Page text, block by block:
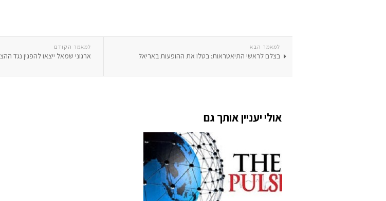
למאמר הקודם
ארגוני שמאל ייצאו להפגין נגד
למאמר הבא
בצלם לראשי התיאטראות: בטלו את ההופעות באריאל
אולי יעניין אותך גם